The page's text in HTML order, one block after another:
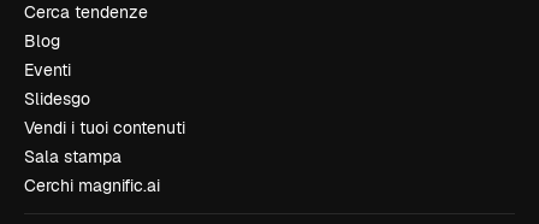
Cerca tendenze
Blog
Eventi
Slidesgo
Vendi i tuoi contenuti
Sala stampa
Cerchi magnific.ai